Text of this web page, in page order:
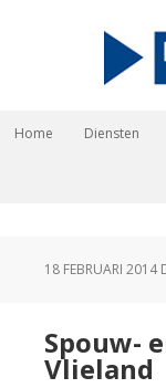
Home Diensten
18 FEBRUARI 2014
Spouw-
Vlieland